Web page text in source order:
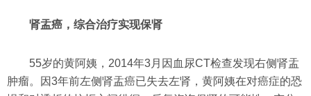
肾盂癌，综合治疗实现保肾
55岁的黄阿姨，2014年3月因血尿CT检查发现右侧肾盂
肿瘤。因3年前左侧肾盂癌已失去左肾，黄阿姨在对癌症的恐